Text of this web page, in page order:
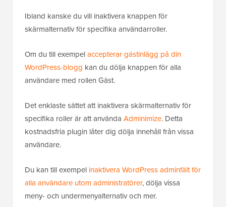
Ibland kanske du vill inaktivera knappen för
skärmalternativ för specifika användarroller.
Om du till exempelaccepterar gästinlägg på din
WordPress-blogg kan du dölja knappen för alla
användare med rollen Gäst.
Det enklaste sättet att inaktivera skärmalternativ för
specifika roller är att använda Adminimize. Detta
kostnadsfria plugin låter dig dölja innehåll från vissa
användare.
Du kan till exempel inaktivera WordPress adminfält för
alla användare utom administratörer, dölja vissa
meny- och undermenyalternativ och mer.